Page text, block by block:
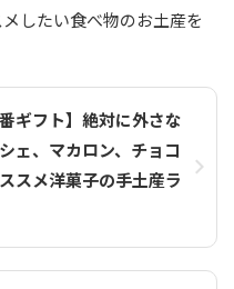
したい食べ物のお土産を
ギフト】絶対に外さな
ェ、マカロン、チョコ
スメ洋菓子の手土産ラ